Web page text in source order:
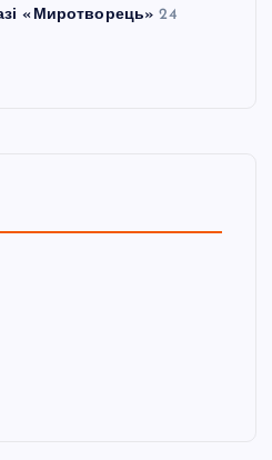
«Миротворець» 24